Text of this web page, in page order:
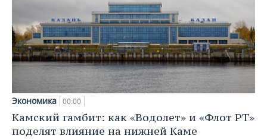
Экономика 00:00
Камский гамбит: как «Водолет» и «Флот РТ»
поделят влияние на нижней Каме